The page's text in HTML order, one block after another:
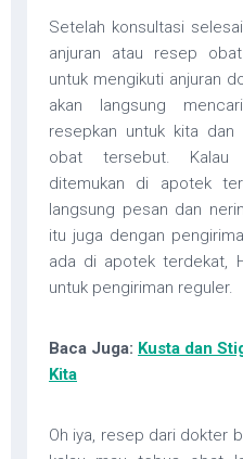
Setelah konsultasi
anjuran atau resep
untuk mengikuti anjuran
akan langsung
resepkan untuk kita
obat tersebut.
ditemukan di apotek
langsung pesan dan
itu juga dengan
ada di apotek terdekat,
untuk pengiriman reguler.
Baca Juga: Kusta dan
Kita
Oh iya, resep dari dokter